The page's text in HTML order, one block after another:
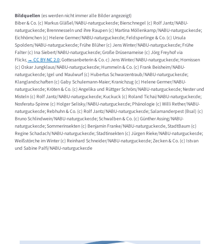
Bildquellen (es werden nicht immer alle Bilder angezeigt)
Biber & Co. (c) Markus Gläßel/NABU-naturgucker.de; Bierschnegel (c) Rolf Jantz/NABU-
naturgucker.de; Brennnesseln und ihre Raupen (c) Martina Möllenkamp/NABU-naturgucker.de;
Eichhörnchen (c) Helene Germer/NABU-naturgucker.de; Feldsperlinge & Co. (c) Ursula
Spolders/NABU-naturgucker.de; Frühe Blüher (c) Jens Winter/NABU-naturgucker.de; Frühe
Falter (c) Ina Siebert/NABU-naturgucker.de; Große Drüsenameise (c) Jörg Freyhof via
Flickr, → CC BY-NC 2.0; Gottesanbeterin & Co. c) Jens Winter/NABU-naturgucker.de; Hornissen
(c) Oskar Jungklaus/NABU-naturgucker.de; Hummeln & Co. (c) Frank Beisheim/NABU-
naturgucker.de; Igel und Maulwurf (c) Hubertus Schwarzentraub/NABU-naturgucker.de;
Klanglandschaften (c) Gaby Schulemann-Maier; Kranichzug (c) Helene Germer/NABU-
naturgucker.de; Kröten & Co. (c) Angelika und Rüttger Schrörs/NABU-naturgucker.de; Nester und
Misteln (c) Rolf Jantz/NABU-naturgucker.de; Kuckuck (c) Roland Tichai/NABU-naturgucker.de;
Nosferatu-Spinne (c) Holger Selisky/NABU-naturgucker.de; Phänologie (c) Willi Rether/NABU-
naturgucker.de; Rebhuhn & Co. (c) Rolf Jantz/NABU-naturgucker.de; Salamanderpest (Bsal) (c)
Bruno Schlindwein/NABU-naturgucker.de; Schwalben & Co. (c) Günther Assing/NABU-
naturgucker.de; Sommerinsekten (c) Benjamin Franke/NABU-naturgucker.de, StadtBaum (c)
Regine Schadach/NABU-naturgucker.de; Stadtinsekten (c) Jürgen Rieke/NABU-naturgucker.de;
Weißstörche im Winter (c) Reinhard Schneider/NABU-naturgucker.de; Zecken & Co. (c) Istvan
und Sabine Palfi/NABU-naturgucker.de